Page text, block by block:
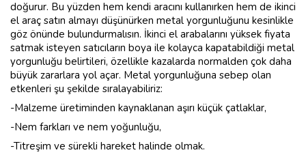
doğurur. Bu yüzden hem kendi aracını kullanırken hem de ikinci
el araç satın almayı düşünürken metal yorgunluğunu kesinlikle
göz önünde bulundurmalısın. İkinci el arabalarını yüksek fiyata
satmak isteyen satıcıların boya ile kolayca kapatabildiği metal
yorgunluğu belirtileri, özellikle kazalarda normalden çok daha
büyük zararlara yol açar. Metal yorgunluğuna sebep olan
etkenleri şu şekilde sıralayabiliriz:
-Malzeme üretiminden kaynaklanan aşırı küçük çatlaklar,
-Nem farkları ve nem yoğunluğu,
-Titreşim ve sürekli hareket halinde olmak.